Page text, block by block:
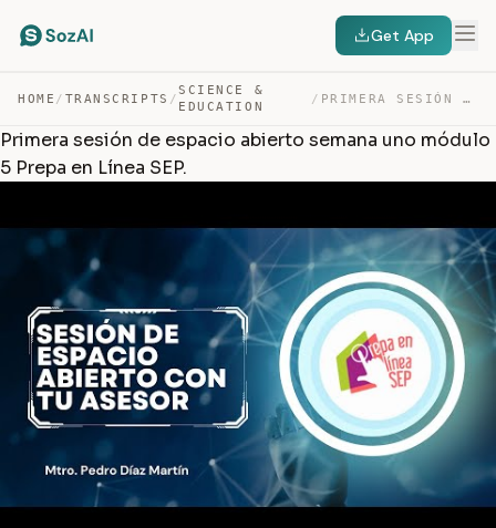
Get App
HOME / TRANSCRIPTS /
SCIENCE &
EDUCATION
/ PRIMERA SESIÓN DE ESPACIO ABIERTO SEMANA UNO MÓDULO 5 P… — TRANSCRIPT
Primera sesión de espacio abierto semana uno módulo
5 Prepa en Línea SEP.